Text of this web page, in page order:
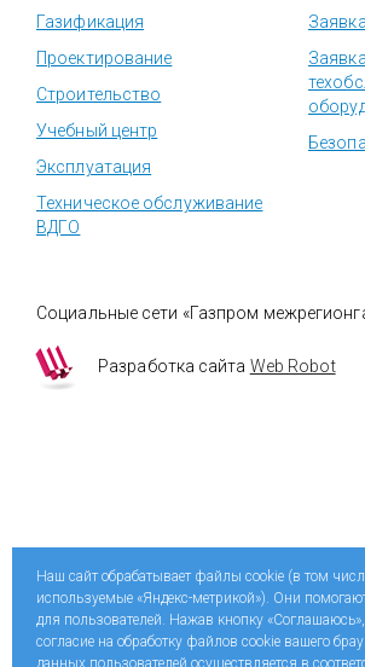
Газификация
Проектирование
Строительство
Учебный центр
Эксплуатация
Техническое обслуживание
ВДГО
Социальные сети «Газпром
Разработка сайта Web Robot
Наш сайт обрабатывает файлы cookie (в том
используемые «Яндекс-метрикой»). Они помогают
для пользователей. Нажав кнопку «Соглашаюсь»,
согласие на обработку файлов cookie вашего